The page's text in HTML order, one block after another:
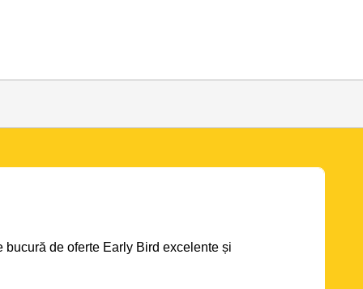
de oferte Early Bird excelente și